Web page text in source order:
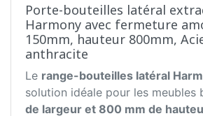
Porte-bouteilles latéral
Harmony avec fermeture
150mm, hauteur 800mm,
anthracite
Le range-bouteilles latéral
solution idéale pour les meubles
de largeur et 800 mm de